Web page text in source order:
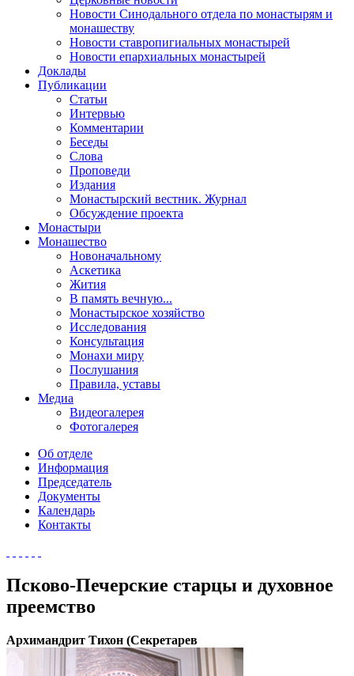
Новости Синодального отдела по монастырям и
монашеству
Новости ставропигиальных монастырей
Новости епархиальных монастырей
Доклады
Публикации
Статьи
Интервью
Комментарии
Беседы
Слова
Проповеди
Издания
Монастырский вестник. Журнал
Обсуждение проекта
Монастыри
Монашество
Новоначальному
Аскетика
Жития
В память вечную...
Монастырское хозяйство
Исследования
Консультация
Монахи миру
Послушания
Правила, уставы
Медиа
Видеогалерея
Фотогалерея
Об отделе
Информация
Председатель
Документы
Календарь
Контакты
Псково-Печерские старцы и духовное
преемство
Архимандрит Тихон (Секретарев